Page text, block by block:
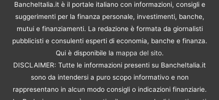
BancheItalia.it è il portale italiano con informazioni, consigli e
suggerimenti per la finanza personale, investimenti, banche,
mutui e finanziamenti. La redazione è formata da giornalisti
pubblicisti e consulenti esperti di economia, banche e finanza.
Qui è disponibile la mappa del sito.
DISCLAIMER: Tutte le informazioni presenti su BancheItalia.it
sono da intendersi a puro scopo informativo e non
rappresentano in alcun modo consigli o indicazioni finanziarie.